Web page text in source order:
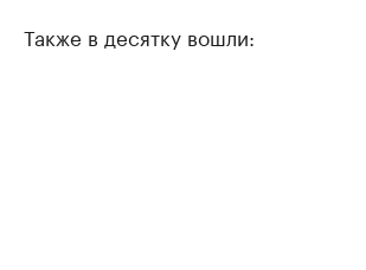
Также в десятку вошли: